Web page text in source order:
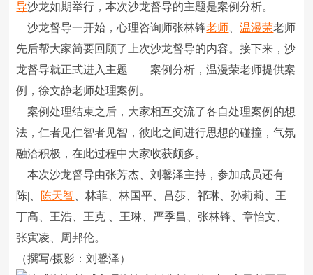
导沙龙如期举行，本次沙龙督导的主题是案例分析。
沙龙督导一开始，心理咨询师张林锋老师 、温漫荣老师
先后帮大家简要回顾了上次沙龙督导的内容。接下来，沙
龙督导就正式进入主题――案例分析，温漫荣老师提供案
例，徐文静老师处理案例。
案例处理结束之后，大家相互交流了各自处理案例的想
法，仁者见仁智者见智，彼此之间进行思想的碰撞，气氛
融洽积极，在此过程中大家收获颇多。
本次沙龙督导由张芳杰、刘馨泽主持，参加成员还有
陈|、 陈天智 、林菲、林国平、吕莎、祁琳、孙莉莉、王
丁高、王浩、王克 、王琳、严季昌、张林锋、章怡文、
张寅凌、周邦伦。
（撰写/摄影：刘馨泽）